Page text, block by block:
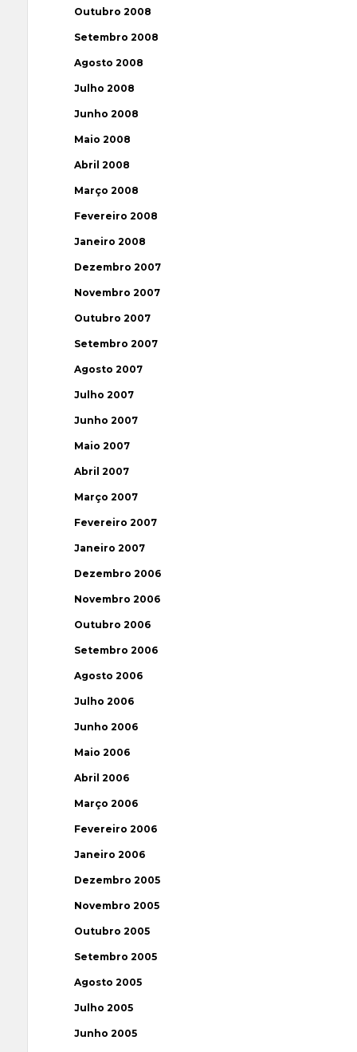
Outubro 2008
Setembro 2008
Agosto 2008
Julho 2008
Junho 2008
Maio 2008
Abril 2008
Março 2008
Fevereiro 2008
Janeiro 2008
Dezembro 2007
Novembro 2007
Outubro 2007
Setembro 2007
Agosto 2007
Julho 2007
Junho 2007
Maio 2007
Abril 2007
Março 2007
Fevereiro 2007
Janeiro 2007
Dezembro 2006
Novembro 2006
Outubro 2006
Setembro 2006
Agosto 2006
Julho 2006
Junho 2006
Maio 2006
Abril 2006
Março 2006
Fevereiro 2006
Janeiro 2006
Dezembro 2005
Novembro 2005
Outubro 2005
Setembro 2005
Agosto 2005
Julho 2005
Junho 2005